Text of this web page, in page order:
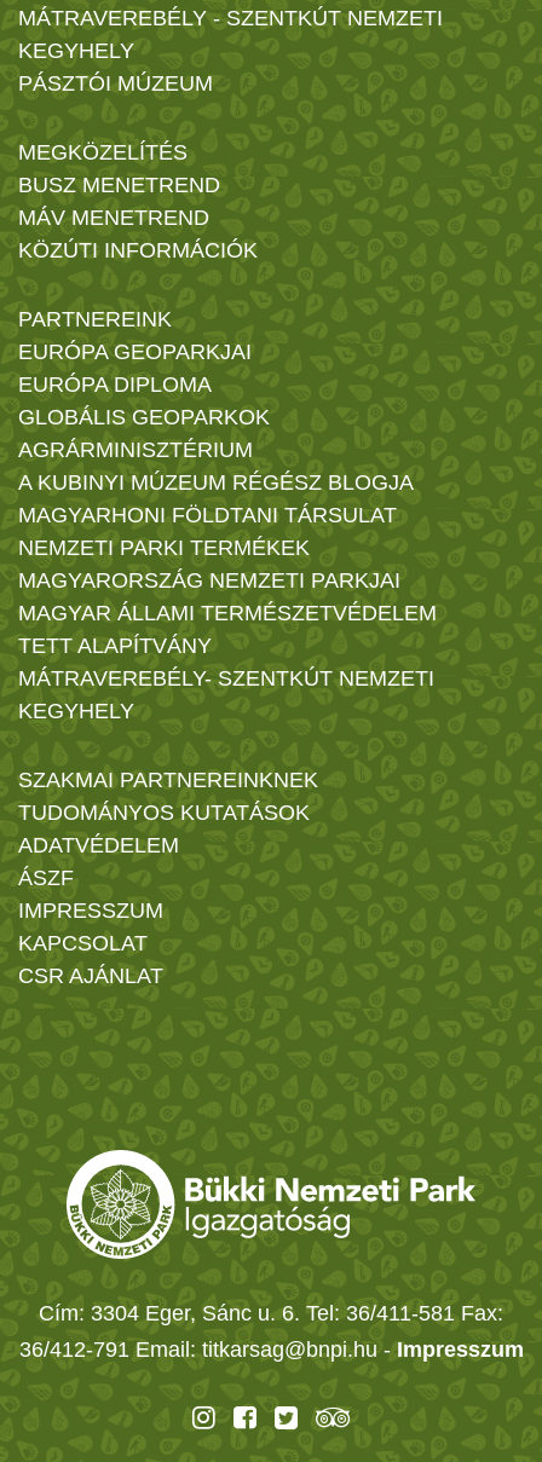
MÁTRAVEREBÉLY - SZENTKÚT NEMZETI
KEGYHELY
PÁSZTÓI MÚZEUM
MEGKÖZELÍTÉS
BUSZ MENETREND
MÁV MENETREND
KÖZÚTI INFORMÁCIÓK
PARTNEREINK
EURÓPA GEOPARKJAI
EURÓPA DIPLOMA
GLOBÁLIS GEOPARKOK
AGRÁRMINISZTÉRIUM
A KUBINYI MÚZEUM RÉGÉSZ BLOGJA
MAGYARHONI FÖLDTANI TÁRSULAT
NEMZETI PARKI TERMÉKEK
MAGYARORSZÁG NEMZETI PARKJAI
MAGYAR ÁLLAMI TERMÉSZETVÉDELEM
TETT ALAPÍTVÁNY
MÁTRAVEREBÉLY- SZENTKÚT NEMZETI
KEGYHELY
SZAKMAI PARTNEREINKNEK
TUDOMÁNYOS KUTATÁSOK
ADATVÉDELEM
ÁSZF
IMPRESSZUM
KAPCSOLAT
CSR AJÁNLAT
Cím: 3304 Eger, Sánc u. 6. Tel: 36/411-581 Fax:
36/412-791 Email: titkarsag@bnpi.hu - Impresszum